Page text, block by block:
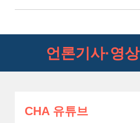
언론기사·영상
CHA 유튜브